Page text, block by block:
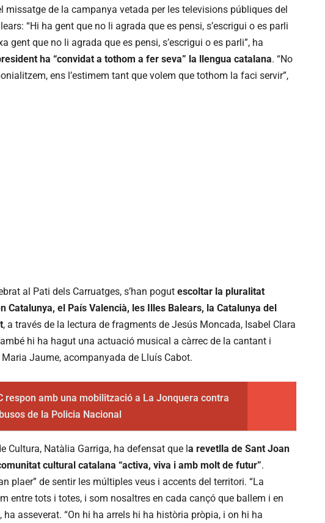
missatge de la campanya vetada per les televisions públiques del
“Hi ha gent que no li agrada que es pensi, s’escrigui o es parli
gent que no li agrada que es pensi, s’escrigui o es parli”, ha
ha “convidat a tothom a fer seva” la llengua catalana. “No
ens l’estimem tant que volem que tothom la faci servir”,
al Pati dels Carruatges, s’han pogut escoltar la pluralitat
Catalunya, el País Valencià, les Illes Balears, la Catalunya del
, a través de la lectura de fragments de Jesús Moncada, Isabel Clara
hi ha hagut una actuació musical a càrrec de la cantant i
Jaume, acompanyada de Lluís Cabot.
respon amb una mobilització a La Jonquera contra
de la Policia Nacional
Cultura, Natàlia Garriga, ha defensat que l a revetlla de Sant Joan
cultural catalana “activa, viva i amb molt de futur”.
plaer” de sentir les múltiples veus i accents del territori. “La
entre tots i totes, i som nosaltres en cada cançó que ballem i en
ha asseverat. “On hi ha arrels hi ha història pròpia, i on hi ha